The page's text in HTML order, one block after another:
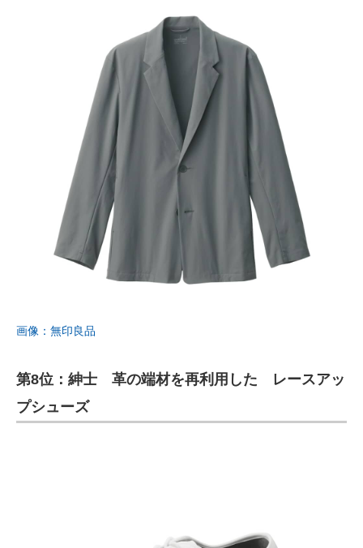
画像：無印良品
第8位：紳士 革の端材を再利用した レースアッ
プシューズ